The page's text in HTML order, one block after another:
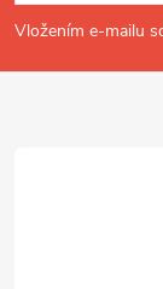
í
Vložením e-mailu